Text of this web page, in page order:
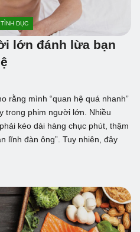
DỤC
lớn đánh lừa bạn
rằng mình “quan hệ quá nhanh”
trong phim người lớn. Nhiều
kéo dài hàng chục phút, thậm
lĩnh đàn ông”. Tuy nhiên, đây